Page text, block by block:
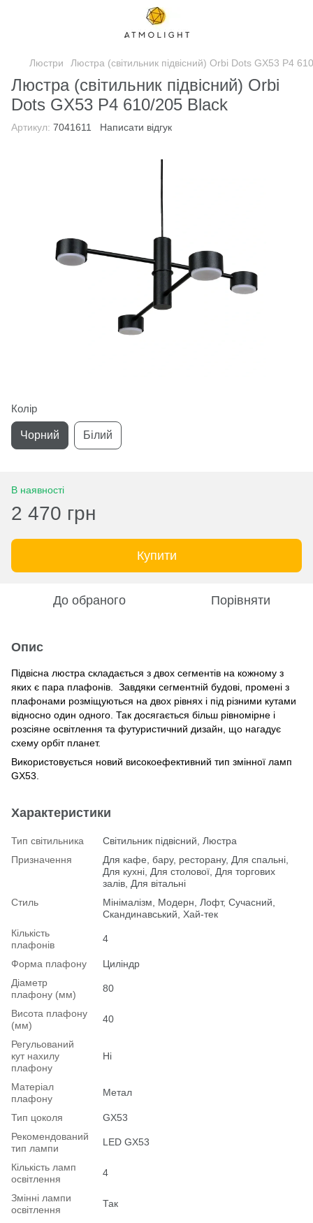
Люстри Люстра (світильник підвісний) Orbi Dots GX53 P4
Люстра (світильник підвісний) Orbi
Dots GX53 P4 610/205 Black
Артикул: 7041611 Написати відгук
Колір
Чорний Білий
В наявності
2 470 грн
Купити
До обраного Порівняти
Опис
Підвісна люстра складається з двох сегментів на кожному з
яких є пара плафонів. Завдяки сегментній будові, промені з
плафонами розміщуються на двох рівнях і під різними кутами
відносно один одного. Так досягається більш рівномірне і
розсіяне освітлення та футуристичний дизайн, що нагадує
схему орбіт планет.
Використовується новий високоефективний тип змінної ламп
GX53.
Характеристики
Тип світильника
Світильник підвісний, Люстра
Призначення
Для кафе, бару, ресторану, Для спальні,
Для кухні, Для столової, Для торгових
залів, Для вітальні
Стиль
Мінімалізм, Модерн, Лофт, Сучасний,
Скандинавський, Хай-тек
Кількість
плафонів
4
Форма плафону
Циліндр
Діаметр
плафону (мм)
80
Висота плафону
(мм)
40
Регульований
кут нахилу
плафону
Ні
Матеріал
плафону
Метал
Тип цоколя
GX53
Рекомендований
тип лампи
LED GX53
Кількість ламп
освітлення
4
Змінні лампи
освітлення
Так